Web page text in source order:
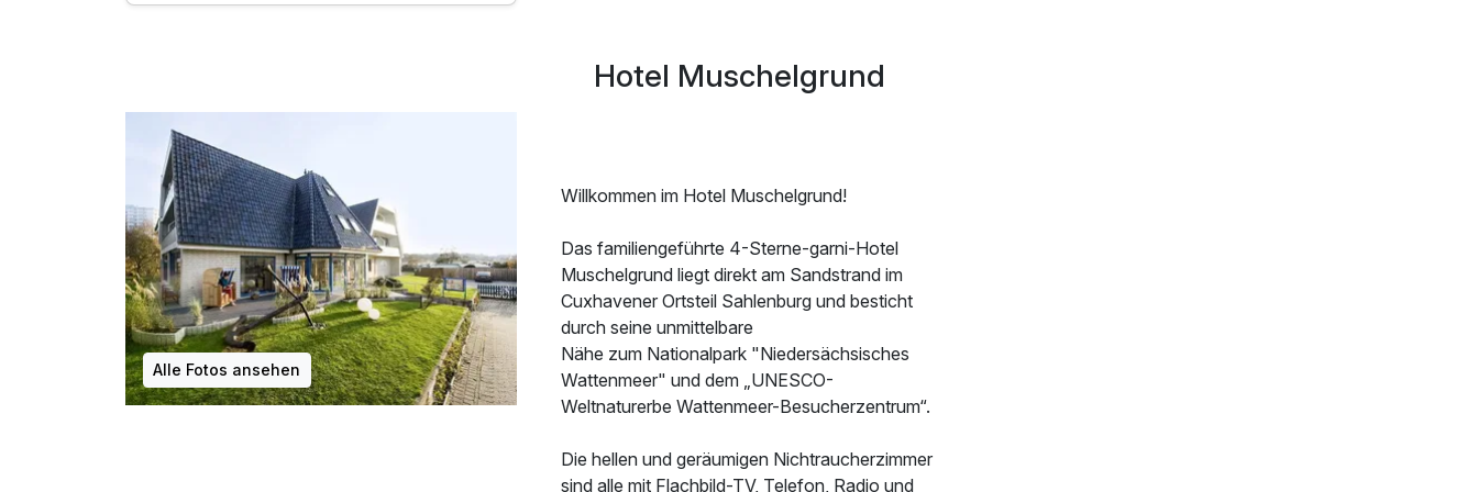
Hotel Muschelgrund
Alle Fotos ansehen
Willkommen im Hotel Muschelgrund!
Das familiengeführte 4-Sterne-garni-Hotel
Muschelgrund liegt direkt am Sandstrand im
Cuxhavener Ortsteil Sahlenburg und besticht
durch seine unmittelbare
Nähe zum Nationalpark "Niedersächsisches
Wattenmeer" und dem „UNESCO-
Weltnaturerbe Wattenmeer-Besucherzentrum“.
Die hellen und geräumigen Nichtraucherzimmer
sind alle mit Flachbild-TV, Telefon, Radio und